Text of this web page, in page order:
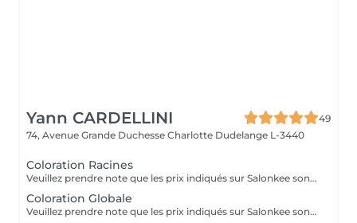
Yann CARDELLINI
49
74, Avenue Grande Duchesse Charlotte Dudelange L-3440
Coloration Racines
Veuillez prendre note que les prix indiqués sur Salonkee sont communiqués à titre informatif et s'entendent de base. Ces derniers sont susceptibles de varier selon le diagnostic réalisé à votre arrivée au salon et l'expertise du professionnel à qui vous confiez votre beauté. Dans tous les cas, un devis précis vous sera proposé et toutes réalisations de prestations seront effectuées avec votre accord. Un grand merci d'avance pour votre compréhension. Au plaisir de vous recevoir très vite.
Coloration Globale
Veuillez prendre note que les prix indiqués sur Salonkee sont communiqués à titre informatif et s'entendent de base. Ces derniers sont susceptibles de varier selon le diagnostic réalisé à votre arrivée au salon et l'expertise du professionnel à qui vous confiez votre beauté. Dans tous les cas, un devis précis vous sera proposé et toutes réalisations de prestations seront effectuées avec votre accord. Un grand merci d'avance pour votre compréhension. Au plaisir de vous recevoir très vite.